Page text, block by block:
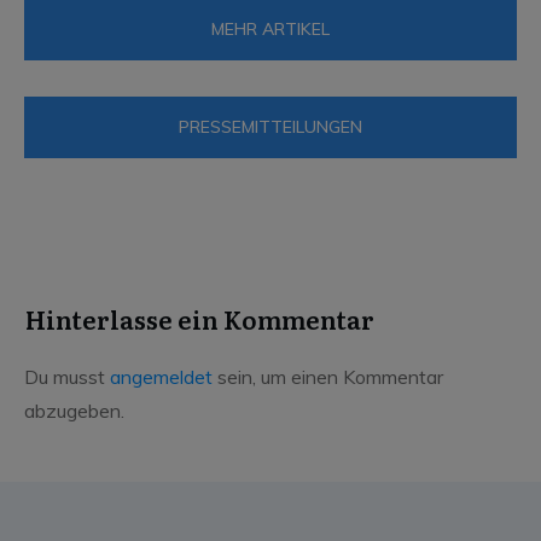
MEHR ARTIKEL
PRESSEMITTEILUNGEN
Hinterlasse ein Kommentar
Du musst angemeldet sein, um einen Kommentar
abzugeben.